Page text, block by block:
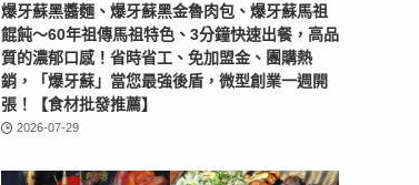
爆牙蘇黑醬麵、爆牙蘇黑金魯肉包、爆牙蘇馬祖
餛飩～60年祖傳馬祖特色、3分鐘快速出餐，高品
質的濃郁口感！省時省工、免加盟金、團購熱
銷，「爆牙蘇」當您最強後盾，微型創業一週開
張！【食材批發推薦】
2026-07-29